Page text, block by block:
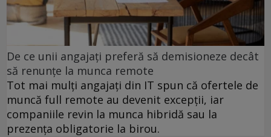
De ce unii angajați preferă să demisioneze decât
să renunțe la munca remote
Tot mai mulți angajați din IT spun că ofertele de
muncă full remote au devenit excepții, iar
companiile revin la munca hibridă sau la
prezența obligatorie la birou.